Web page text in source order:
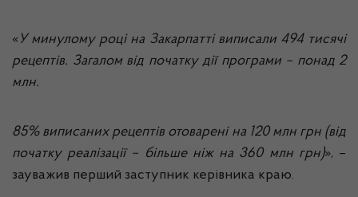
« У минулому році на Закарпатті виписали 494 тисячі
рецептів. Загалом від початку дії програми – понад 2
млн.
85% виписаних рецептів отоварені на 120 млн грн (від
початку реалізації – більше ніж на 360 млн грн)», –
зауважив перший заступник керівника краю.